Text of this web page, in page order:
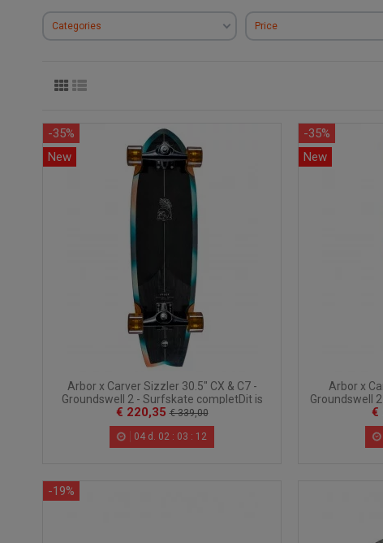
Categories Price
-35%
New
Arbor x Carver Sizzler 30.5" CX & C7 -
Groundswell 2 - Surfskate completDit is
een...
€ 220,35 € 339,00
04 d. 02 : 03 : 10
-35%
New
Arbor x
Groundswell
€
-19%